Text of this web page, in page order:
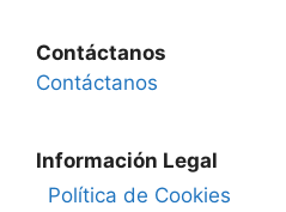
Contáctanos
Contáctanos
Información Legal
Política de Cookies